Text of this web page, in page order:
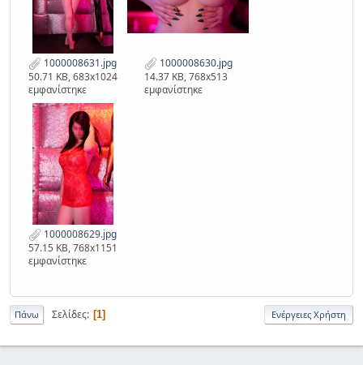
1000008631.jpg
50.71 KB, 683x1024
εμφανίστηκε
1000008630.jpg
14.37 KB, 768x513
εμφανίστηκε
1000008629.jpg
57.15 KB, 768x1151
εμφανίστηκε
Πάνω Σελίδες 1 Ενέργειες Χρήστη